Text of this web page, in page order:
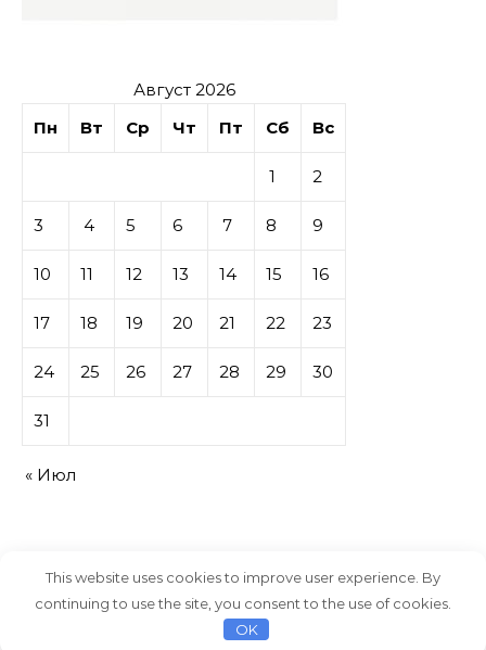
Август 2026
Пн
Вт Ср Чт Пт Сб Вс
1 2
3 4 5 6 7 8 9
10 11 12 13 14 15 16
17 18 19 20 21 22 23
24 25 26 27 28 29 30
31
« Июл
Тема Graceful отOptima Themes
This website uses cookies to improve user experience. By
continuing to use the site, you consent to the use of cookies.
OK